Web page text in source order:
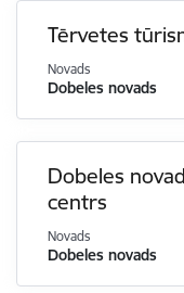
Tērvetes
Novads
Dobeles novads
Dobeles
centrs
Novads
Dobeles novads